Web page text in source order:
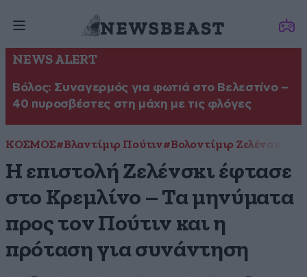
NEWS ALERT
Βόλος: Συναγερμός για φωτιά στο Βελεστίνο –
40 πυροσβέστες στη μάχη με τις φλόγες
ΚΟΣΜΟΣ#Βλαντίμιρ Πούτιν#Βολοντίμιρ Ζελένσκι
Η επιστολή Ζελένσκι έφτασε
στο Κρεμλίνο – Τα μηνύματα
προς τον Πούτιν και η
πρόταση για συνάντηση